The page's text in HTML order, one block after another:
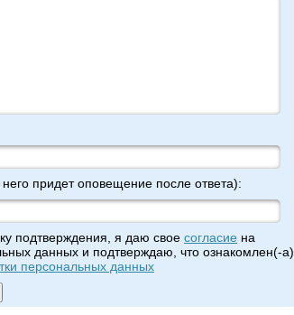
придет оповещение после ответа):
подтверждения, я даю свое согласие на
данных и подтверждаю, что ознакомлен(-а)
персональных данных